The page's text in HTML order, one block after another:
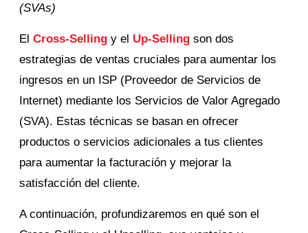
(SVAs)
ElCross-Selling y el Up-Selling son dos
estrategias de ventas cruciales para aumentar los
ingresos en un ISP (Proveedor de Servicios de
Internet) mediante los Servicios de Valor Agregado
(SVA). Estas técnicas se basan en ofrecer
productos o servicios adicionales a tus clientes
para aumentar la facturación y mejorar la
satisfacción del cliente.
A continuación, profundizaremos en qué son el